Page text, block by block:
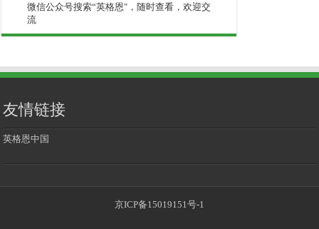
微信公众号搜索“英格恩"，随时查看，欢迎交
流
友情链接
英格恩中国
京ICP备15019151号-1